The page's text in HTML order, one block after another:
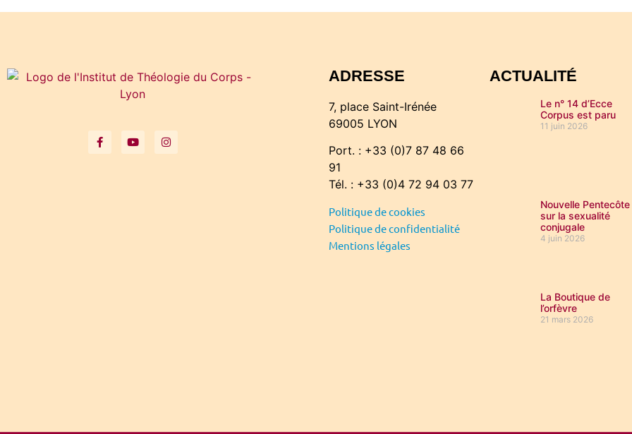
ADRESSE
7, place Saint-Irénée
69005 LYON
Port. : +33 (0)7 87 48 66
91
Tél. : +33 (0)4 72 94 03 77
Politique de cookies
Politique de confidentialité
Mentions légales
ACTUALITÉ
Le n° 14 d’Ecce
Corpus est paru
11 juin 2026
Nouvelle Pentecôte
sur la sexualité
conjugale
4 juin 2026
La Boutique de
l’orfèvre
21 mars 2026